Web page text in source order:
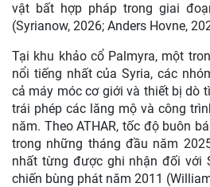
vật bất hợp pháp trong giai
(Syrianow, 2026; Anders Hovne,
Tại khu khảo cổ Palmyra, một
nổi tiếng nhất của Syria, các
cả máy móc cơ giới và thiết bị dò
trái phép các lăng mộ và công
năm. Theo ATHAR, tốc độ buôn
trong những tháng đầu năm
nhất từng được ghi nhận đối với
chiến bùng phát năm 2011